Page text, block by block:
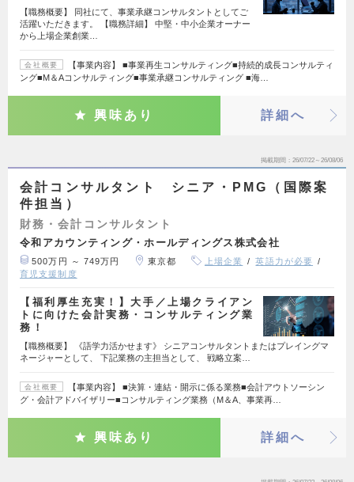
【職務概要】 同社にて、事業承継コンサルタントとしてご
活躍いただきます。 【職務詳細】 中堅・中小企業オーナー
から上場企業創業…
会社概要
【事業内容】 ■事業再生コンサルティング■持続的成長コンサルティ
ング■M＆Aコンサルティング■事業承継コンサルティング ■海…
興味あり 詳細へ
掲載期間 26/07/22～26/08/06
会計コンサルタント シニア・PMG（国際案
件担当）
財務・会計コンサルタント
令和アカウンティング・ホールディングス株式会社
500万円 ～ 749万円 東京都 上場企業
英語力が必要
育児支援制度
【福利厚生充実！】大手／上場クライアン
トに向けた会計実務・コンサルティング業
務！
【職務概要】 《語学力活かせます》 シニアコンサルタントまたはプレイングマ
ネージャーとして、 下記業務の主担当として、 戦略立案…
会社概要
【事業内容】 ■決算・連結・開示に係る業務■会計アウトソーシン
グ・会計アドバイザリー■コンサルティング業務（M＆A、事業再…
興味あり 詳細へ